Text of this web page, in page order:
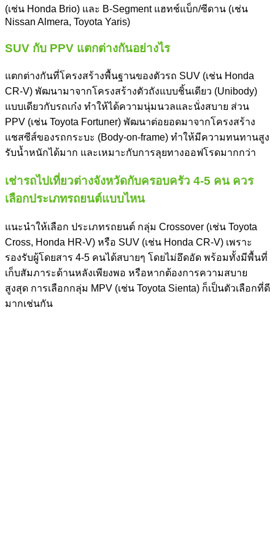
(เช่น Honda Brio) และ B-Segment แฮทช์แบ็ก/ซีดาน (เช่น
Nissan Almera, Toyota Yaris)
SUV กับ PPV แตกต่างกันอย่างไร
แตกต่างกันที่โครงสร้างพื้นฐานของตัวรถ SUV (เช่น Honda
CR-V) พัฒนามาจากโครงสร้างตัวถังแบบชิ้นเดียว (Unibody)
แบบเดียวกับรถเก๋ง ทำให้ได้ความนุ่มนวลและนั่งสบาย ส่วน
PPV (เช่น Toyota Fortuner) พัฒนาต่อยอดมาจากโครงสร้าง
แชสซีส์ของรถกระบะ (Body-on-frame) ทำให้มีความทนทานสูง
รับน้ำหนักได้มาก และเหมาะกับการลุยทางออฟโรดมากกว่า
เช่ารถไปเที่ยวต่างจังหวัดกับครอบครัว 4-5 คน ควร
เลือกประเภทรถยนต์แบบไหน
แนะนำให้เลือก ประเภทรถยนต์ กลุ่ม Crossover (เช่น Toyota
Cross, Honda HR-V) หรือ SUV (เช่น Honda CR-V) เพราะ
รองรับผู้โดยสาร 4-5 คนได้สบายๆ โดยไม่อึดอัด พร้อมทั้งมีพื้นที่
เก็บสัมภาระด้านหลังเพียงพอ หรือหากต้องการความสบาย
สูงสุด การเลือกกลุ่ม MPV (เช่น Toyota Sienta) ก็เป็นตัวเลือกที่ดี
มากเช่นกัน